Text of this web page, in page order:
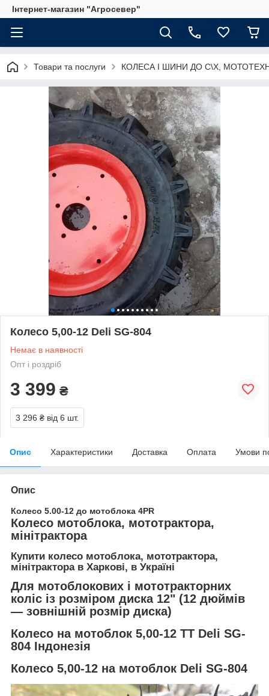
Інтернет-магазин "Агросевер"
Товари та послуги КОЛЕСА І ШИНИ ДО С\Х,
Колесо 5,00-12 Deli SG-804
Немає в наявності
Опт і роздріб
3 399 ₴
3 296 ₴ від 6 шт.
Опис Характеристики Доставка Оплата Умови
Опис
Колесо 5.00-12 до мотоблока 4PR
Колесо мотоблока, мототрактора,
мінітрактора
Купити колесо мотоблока, мототрактора,
мінітрактора в Харкові, в Україні
Для мотоблокових і мототракторних
коліс із розміром диска 12" (12 дюймів
— зовнішній розмір диска)
Колесо на мотоблок 5,00-12 TT Deli SG-
804 Індонезія
Колесо 5,00-12 на мотоблок Deli SG-804